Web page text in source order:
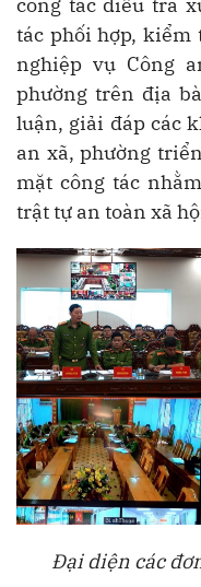
tác phối hợp, kiểm
nghiệp vụ Công
phường trên địa
luận, giải đáp các
an xã, phường
mặt công tác
trật tự an toàn xã
Đại diện các